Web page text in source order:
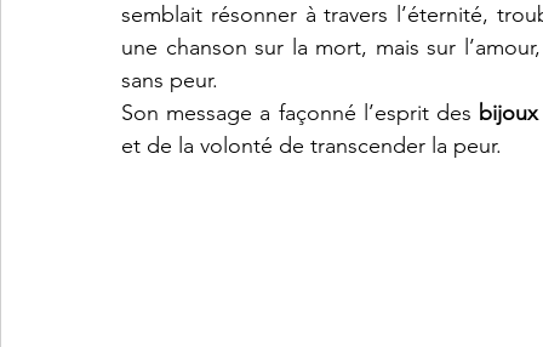
semblait résonner à travers l’éternité,
une chanson sur la mort, mais sur
sans peur.
Son message a façonné l’esprit des bijoux
et de la volonté de transcender la peur.